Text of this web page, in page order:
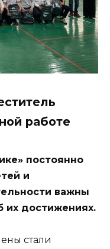
работе
постоянно
и
важны
их достижениях.
стали